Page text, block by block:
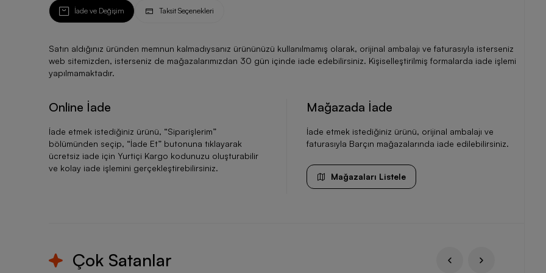
İade ve Değişim Taksit Seçenekleri
Satın aldığınız üründen memnun kalmadıysanız ürününüzü kullanılmamış olarak, orijinal ambalajı ve faturasıyla isterseniz
web sitemizden, isterseniz de mağazalarımızdan 30 gün içinde iade edebilirsiniz. Kişiselleştirilmiş formalarda iade işlemi
yapılmamaktadır.
Online İade
İade etmek istediğiniz ürünü, “Siparişlerim”
bölümünden seçip, “İade Et” butonuna tıklayarak
ücretsiz iade için Yurtiçi Kargo kodunuzu oluşturabilir
ve kolay iade işlemini gerçekleştirebilirsiniz.
Mağazada İade
İade etmek istediğiniz ürünü, orijinal ambalajı ve
faturasıyla Barçın mağazalarında iade edilebilirsiniz.
Mağazaları Listele
Çok Satanlar